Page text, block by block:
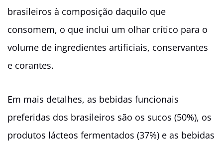
brasileiros à composição daquilo que
consomem, o que inclui um olhar crítico para o
volume de ingredientes artificiais, conservantes
e corantes.
Em mais detalhes, as bebidas funcionais
preferidas dos brasileiros são os sucos (50%), os
produtos lácteos fermentados (37%) e as bebidas